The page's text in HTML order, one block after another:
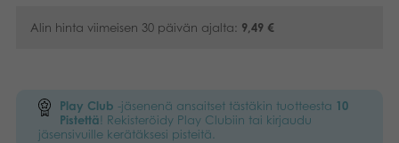
Sovellukset
Alin hinta viimeisen 30 päivän ajalta: 9,49 €
Play Club -jäsenenä ansaitset tästäkin tuotteesta 10
Pistettä! Rekisteröidy Play Clubiin tai kirjaudu
jäsensivuille kerätäksesi pisteitä.